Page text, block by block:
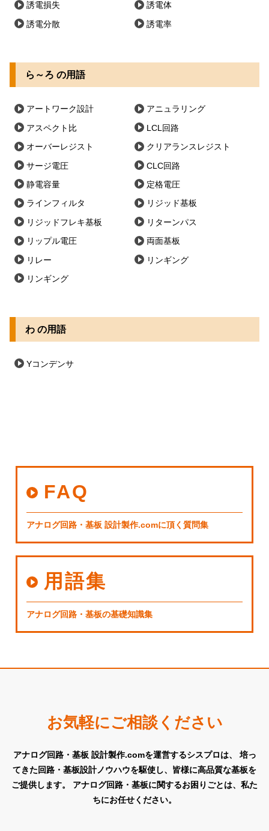
誘電損失 誘電体
誘電分散 誘電率
ら～ろ の用語
アートワーク設計 アニュラリング
アスペクト比 LCL回路
オーバーレジスト クリアランスレジスト
サージ電圧 CLC回路
静電容量 定格電圧
ラインフィルタ リジッド基板
リジッドフレキ基板 リターンパス
リップル電圧 両面基板
リレー リンギング
リンギング
わ の用語
Yコンデンサ
FAQ
アナログ回路・基板 設計製作.comに頂く質問集
用語集
アナログ回路・基板の基礎知識集
お気軽にご相談ください
アナログ回路・基板 設計製作.comを運営するシスプロは、
培っ
てきた回路・基板設計ノウハウを駆使し、皆様に高品質な基板を
ご提供します。
アナログ回路・基板に関するお困りごとは、私た
ちにお任せください。